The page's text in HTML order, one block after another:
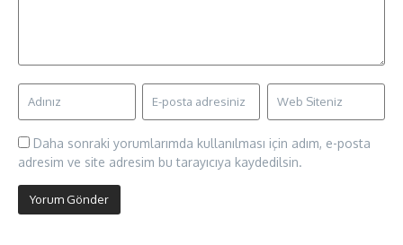
Daha sonraki yorumlarımda kullanılması için adım, e-posta
adresim ve site adresim bu tarayıcıya kaydedilsin.